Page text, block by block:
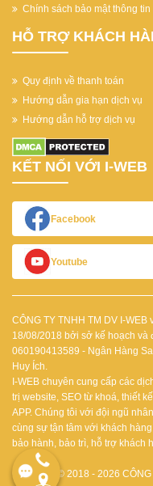
Chính sách bảo mật thông tin
HỖ TRỢ KHÁCH
Quy định về thanh toán
Hướng dẫn gia hạn dịch vụ
Hướng dẫn hỗ trợ dịch vụ
KẾT NỐI VỚI I-WEB
Facebook
Youtube
CÔNG TY TNHH TM DV I-
18/08/2018 bởi sở kế hoạch và
060190413589 - Ngân Hàng
Huy Ích.
I-WEB chuyên cung cấp các
trị website, SEO từ khoá, thiết
APP. Chúng tôi với đội ngũ
cùng sự tận tâm với khách
bảo hành, bảo trì, hỗ trợ khách
Copyright © 2018 - 2026